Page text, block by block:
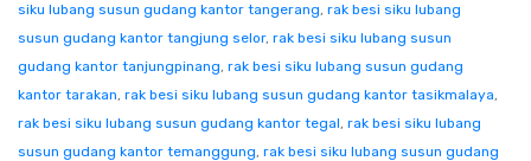
siku lubang susun gudang kantor tangerang, rak besi siku lubang
susun gudang kantor tangjung selor, rak besi siku lubang susun
gudang kantor tanjungpinang, rak besi siku lubang susun gudang
kantor tarakan, rak besi siku lubang susun gudang kantor tasikmalaya,
rak besi siku lubang susun gudang kantor tegal, rak besi siku lubang
susun gudang kantor temanggung, rak besi siku lubang susun gudang